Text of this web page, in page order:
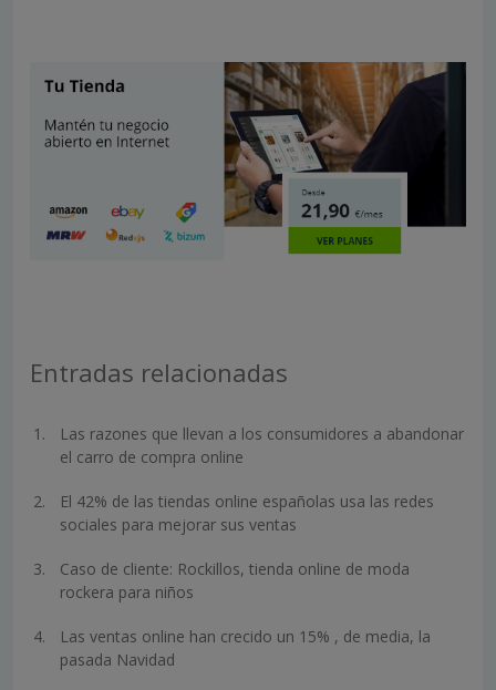
Entradas relacionadas
Las razones que llevan a los consumidores a abandonar
el carro de compra online
El 42% de las tiendas online españolas usa las redes
sociales para mejorar sus ventas
Caso de cliente: Rockillos, tienda online de moda
rockera para niños
Las ventas online han crecido un 15% , de media, la
pasada Navidad